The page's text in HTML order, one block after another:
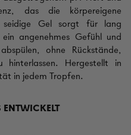
das die körpereigene
seidige Gel sorgt für lang
angenehmes Gefühl und
ohne Rückstände,
hinterlassen. Hergestellt in
in jedem Tropfen.
ENTWICKELT